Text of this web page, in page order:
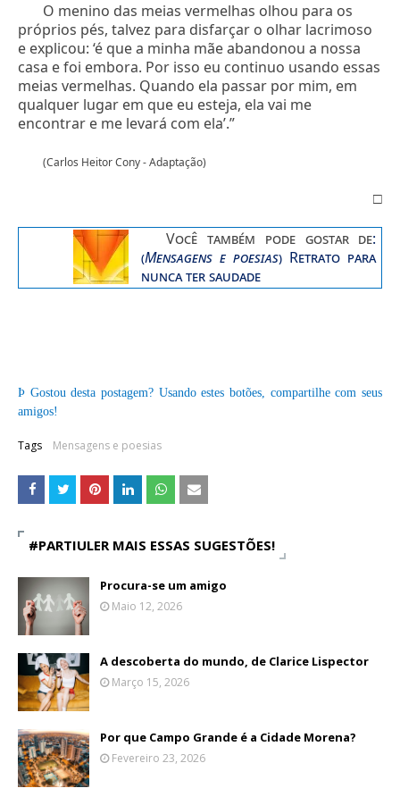
O menino das meias vermelhas olhou para os
próprios pés, talvez para disfarçar o olhar lacrimoso
e explicou: ‘é que a minha mãe abandonou a nossa
casa e foi embora. Por isso eu continuo usando essas
meias vermelhas. Quando ela passar por mim, em
qualquer lugar em que eu esteja, ela vai me
encontrar e me levará com ela’.”
(Carlos Heitor Cony - Adaptação)
□
Você também pode gostar de:
(Mensagens e poesias) Retrato para
nunca ter saudade
Þ Gostou desta postagem? Usando estes botões, compartilhe com seus
amigos!
Tags Mensagens e poesias
#PARTIULER MAIS ESSAS SUGESTÕES!
Procura-se um amigo
Maio 12, 2026
A descoberta do mundo, de Clarice Lispector
Março 15, 2026
Por que Campo Grande é a Cidade Morena?
Fevereiro 23, 2026